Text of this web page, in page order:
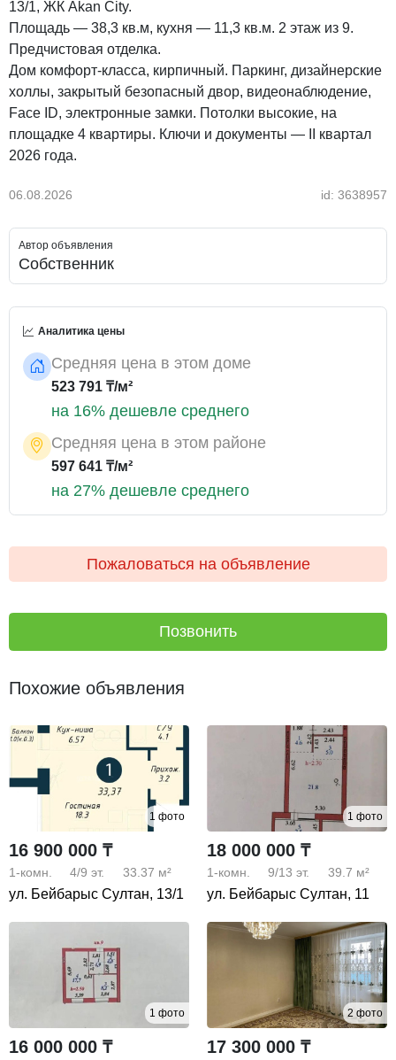
13/1, ЖК Akan City.
Площадь — 38,3 кв.м, кухня — 11,3 кв.м. 2 этаж из 9.
Предчистовая отделка.
Дом комфорт-класса, кирпичный. Паркинг, дизайнерские
холлы, закрытый безопасный двор, видеонаблюдение,
Face ID, электронные замки. Потолки высокие, на
площадке 4 квартиры. Ключи и документы — II квартал
2026 года.
06.08.2026 id: 3638957
Автор объявления
Собственник
Аналитика цены
Средняя цена в этом доме
523 791 ₸/м²
на 16% дешевле среднего
Средняя цена в этом районе
597 641 ₸/м²
на 27% дешевле среднего
Пожаловаться на объявление
Позвонить
Похожие объявления
1 фото
16 900 000 ₸
1-комн. 4/9 эт. 33.37 м²
ул. Бейбарыс Султан, 13/1
1 фото
18 000 000 ₸
1-комн. 9/13 эт. 39.7 м²
ул. Бейбарыс Султан, 11
1 фото
16 000 000 ₸
2 фото
17 300 000 ₸